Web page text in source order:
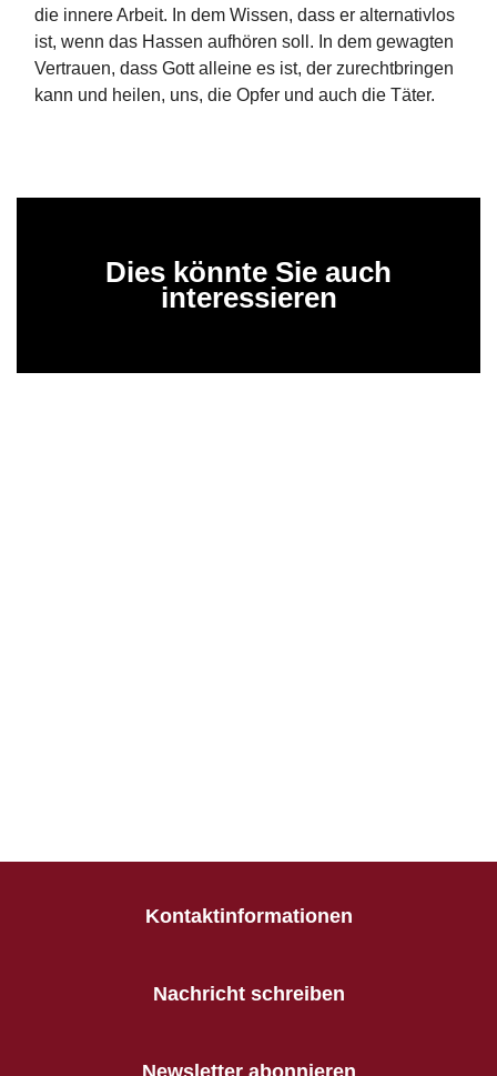
die innere Arbeit. In dem Wissen, dass er alternativlos
ist, wenn das Hassen aufhören soll. In dem gewagten
Vertrauen, dass Gott alleine es ist, der zurechtbringen
kann und heilen, uns, die Opfer und auch die Täter.
Dies könnte Sie auch
interessieren
Kontaktinformationen
Nachricht schreiben